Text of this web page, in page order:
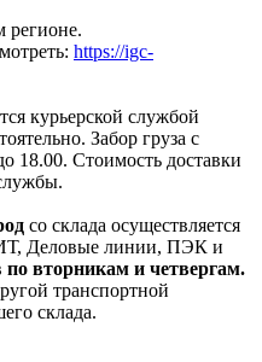
регионе.
https://igc-
курьерской службой
Забор груза с
18.00. Стоимость доставки
со склада осуществляется
Деловые линии, ПЭК и
по вторникам и четвергам.
транспортной
склада.